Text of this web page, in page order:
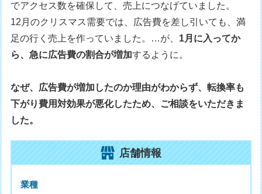
でアクセス数を確保して、売上につなげていました。
12月のクリスマス需要では、広告費を差し引いても、満
足の行く売上を作っていました。…が、 1月に入ってか
ら、急に広告費の割合が増加するように。
なぜ、広告費が増加したのか理由がわからず、転換率も
下がり費用対効果が悪化したため、ご相談をいただきま
した。
店舗情報
業種